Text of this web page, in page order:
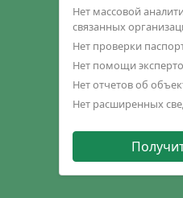
Нет массовой
связанных
Нет проверки
Нет помощи
Нет отчетов об
Нет расширенных